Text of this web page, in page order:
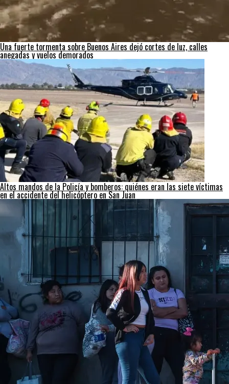
Una fuerte tormenta sobre Buenos Aires dejó cortes de luz, calles
anegadas y vuelos demorados
Altos mandos de la Policía y bomberos: quiénes eran las siete víctimas
en el accidente del helicóptero en San Juan